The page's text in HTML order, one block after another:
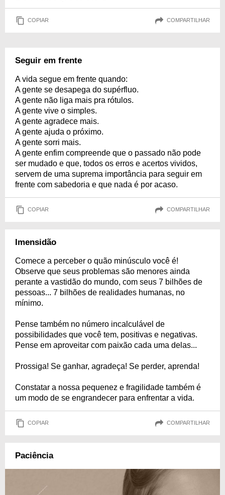
COPIAR COMPARTILHAR
Seguir em frente
A vida segue em frente quando:
A gente se desapega do supérfluo.
A gente não liga mais pra rótulos.
A gente vive o simples.
A gente agradece mais.
A gente ajuda o próximo.
A gente sorri mais.
A gente enfim compreende que o passado não pode
ser mudado e que, todos os erros e acertos vividos,
servem de uma suprema importância para seguir em
frente com sabedoria e que nada é por acaso.
COPIAR COMPARTILHAR
Imensidão
Comece a perceber o quão minúsculo você é!
Observe que seus problemas são menores ainda
perante a vastidão do mundo, com seus 7 bilhões de
pessoas... 7 bilhões de realidades humanas, no
mínimo.
Pense também no número incalculável de
possibilidades que você tem, positivas e negativas.
Pense em aproveitar com paixão cada uma delas...
Prossiga! Se ganhar, agradeça! Se perder, aprenda!
Constatar a nossa pequenez e fragilidade também é
um modo de se engrandecer para enfrentar a vida.
COPIAR COMPARTILHAR
Paciência